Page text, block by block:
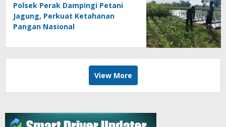
Polsek Perak Dampingi Petani
Jagung, Perkuat Ketahanan
Pangan Nasional
View More